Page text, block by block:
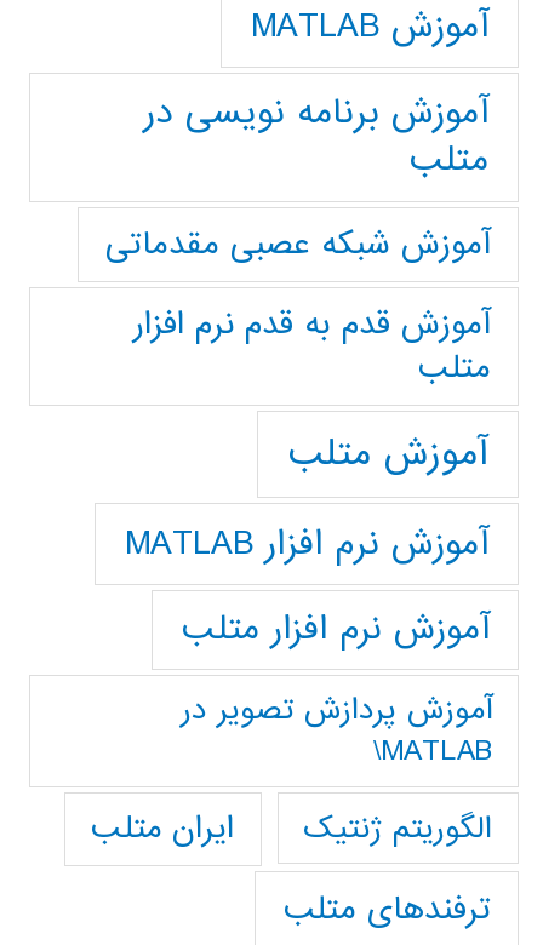
آموزش MATLAB
آموزش برنامه نویسی در
متلب
آموزش شبکه عصبی مقدماتی
آموزش قدم به قدم نرم افزار
متلب
آموزش متلب
آموزش نرم افزار MATLAB
آموزش نرم افزار متلب
آموزش پردازش تصوير در
MATLAB\
الگوریتم ژنتیک
ایران متلب
ترفندهای متلب